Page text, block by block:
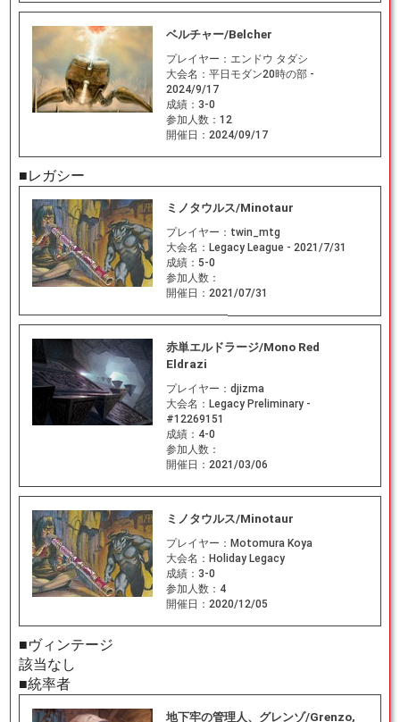
ベルチャー/Belcher
プレイヤー： エンドウ タダシ
大会名： 平日モダン20時の部 -
2024/9/17
成績： 3-0
参加人数： 12
開催日： 2024/09/17
■レガシー
ミノタウルス/Minotaur
プレイヤー： twin_mtg
大会名： Legacy League - 2021/7/31
成績： 5-0
参加人数：
開催日： 2021/07/31
赤単エルドラージ/Mono Red
Eldrazi
プレイヤー： djizma
大会名： Legacy Preliminary -
#12269151
成績： 4-0
参加人数：
開催日： 2021/03/06
ミノタウルス/Minotaur
プレイヤー： Motomura Koya
大会名： Holiday Legacy
成績： 3-0
参加人数： 4
開催日： 2020/12/05
■ヴィンテージ
該当なし
■統率者
地下牢の管理人、グレンゾ/Grenzo,